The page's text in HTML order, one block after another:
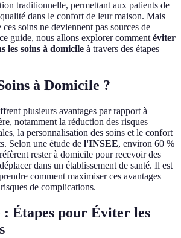
traditionnelle, permettant aux patients de
dans le confort de leur maison. Mais
soins ne deviennent pas sources de
guide, nous allons explorer commentéviter
les soins à domicile à travers des étapes
à Domicile ?
plusieurs avantages par rapport à
notamment la réduction des risques
la personnalisation des soins et le confort
Selon une étude de l'INSEE, environ 60 %
rester à domicile pour recevoir des
dans un établissement de santé. Il est
comment maximiser ces avantages
de complications.
Étapes pour Éviter les